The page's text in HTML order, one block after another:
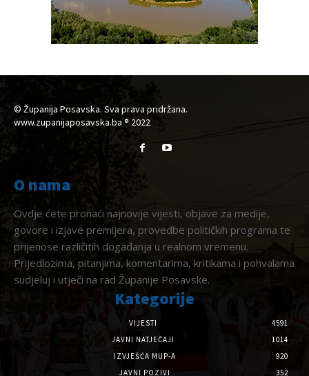
© Županija Posavska. Sva prava pridržana.
www.zupanijaposavska.ba ® 2022
O nama
Ovdje ćete pronaći najnovije vijesti, objave za medije,
govore i izjave premijera, provedbe političkih programa te
prijenose različitih događanja u realnom vremenu.
Prijedlozima, pitanjima, komentarima, kritikama i pohvalama
sudjeluj i utječi na rad Županije Posavske.
Kategorije
VIJESTI
4591
JAVNI NATJEČAJI
1014
IZVJEŠĆA MUP-A
920
JAVNI POZIVI
352